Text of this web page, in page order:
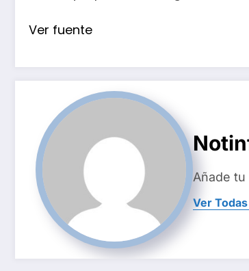
Ver fuente
Añade
Ver